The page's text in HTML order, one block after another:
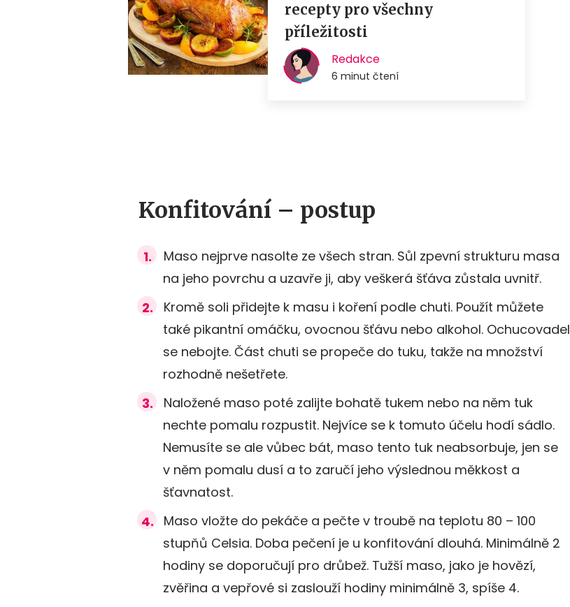
Konfitování – postup
Maso nejprve nasolte ze všech stran. Sůl zpevní strukturu masa
na jeho povrchu a uzavře ji, aby veškerá šťáva zůstala uvnitř.
Kromě soli přidejte k masu i koření podle chuti. Použít můžete
také pikantní omáčku, ovocnou šťávu nebo alkohol. Ochucovadel
se nebojte. Část chuti se propeče do tuku, takže na množství
rozhodně nešetřete.
Naložené maso poté zalijte bohatě tukem nebo na něm tuk
nechte pomalu rozpustit. Nejvíce se k tomuto účelu hodí sádlo.
Nemusíte se ale vůbec bát, maso tento tuk neabsorbuje, jen se
v něm pomalu dusí a to zaručí jeho výslednou měkkost a
šťavnatost.
Maso vložte do pekáče a pečte v troubě na teplotu 80 – 100
stupňů Celsia. Doba pečení je u konfitování dlouhá. Minimálně 2
hodiny se doporučují pro drůbež. Tužší maso, jako je hovězí,
zvěřina a vepřové si zaslouží hodiny minimálně 3, spíše 4.